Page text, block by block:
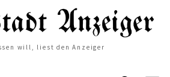
will, liest den Anzeiger